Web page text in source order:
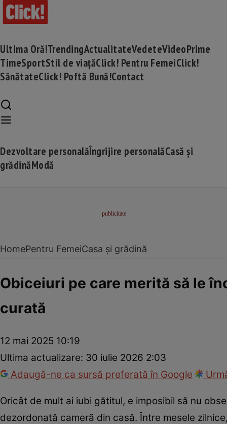
Ultima Oră!TrendingActualitateVedeteVideoPrime
TimeSportStil de viațăClick! Pentru FemeiClick!
SănătateClick! Poftă Bună!Contact
Dezvoltare personalăÎngrijire personalăCasă și
grădinăModă
HomePentru FemeiCasa și grădină
Obiceiuri pe care merită să le
curată
12 mai 2025 10:19
Ultima actualizare: 30 iulie 2026 2:03
Adaugă-ne ca sursă preferată în Google
Oricât de mult ai iubi gătitul, e imposibil să nu
dezordonată cameră din casă. Între mesele